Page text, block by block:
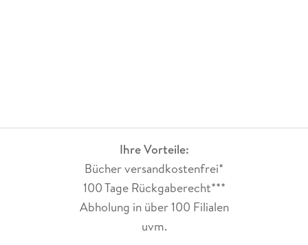
Ihre Vorteile:
Bücher versandkostenfrei*
100 Tage Rückgaberecht***
Abholung in über 100 Filialen
uvm.